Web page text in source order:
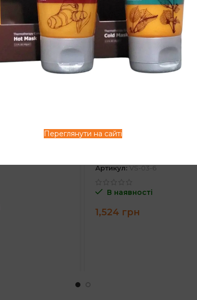
Переглянути на сайтітроянди 500g
Артикул: VS-03-6
В наявності
1,524 грн